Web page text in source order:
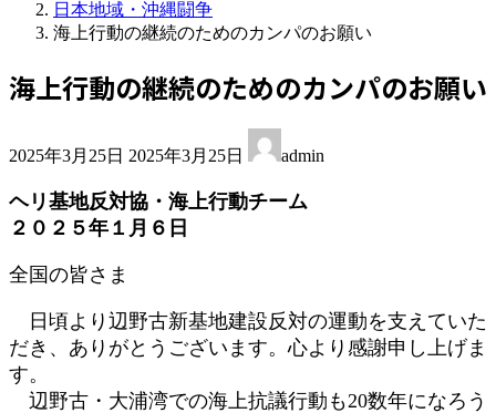
日本地域・沖縄闘争
海上行動の継続のためのカンパのお願い
海上行動の継続のためのカンパのお願い
2025年3月25日 終
新
日
2025年3月25日 admin
ヘリ基地反対協・海上行動チーム
２０２５年１月６日
全国の皆さま
日頃より辺野古新基地建設反対の運動を支えていた
だき、ありがとうございます。心より感謝申し上げま
す。
辺野古・大浦湾での海上抗議行動も20数年になろう